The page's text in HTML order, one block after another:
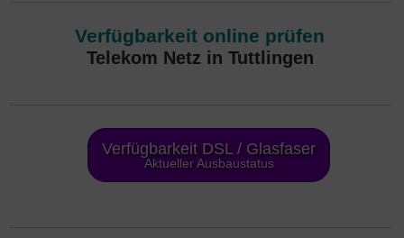
Verfügbarkeit online prüfen
Telekom Netz in Tuttlingen
Verfügbarkeit DSL / Glasfaser
Aktueller Ausbaustatus